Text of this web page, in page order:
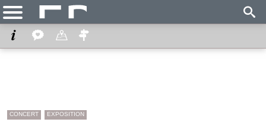
CONCERT EXPOSITION